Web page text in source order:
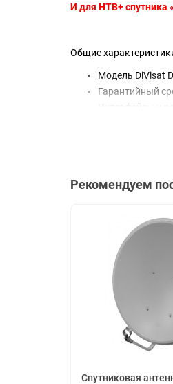
И для НТВ+ спутника
Общие
Модель DiVisat
Гарантийный
Интерфейсы и
Уровень шума
Длина упаковки
Высота
Ширина
Вес с упаковкой
Рекомендуем
Спутниковая